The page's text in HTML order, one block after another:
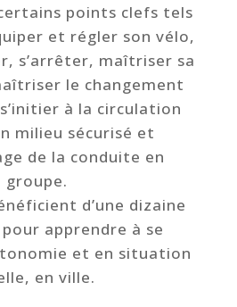
points clefs tels
et régler son vélo,
s’arrêter, maîtriser sa
le changement
à la circulation
milieu sécurisé et
de la conduite en
groupe.
d’une dizaine
pour apprendre à se
et en situation
en ville.